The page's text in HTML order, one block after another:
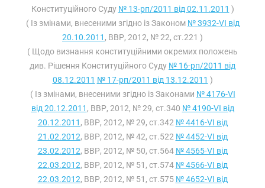
Конституційного Суду № 13-рп/2011 від 02.11.2011 )
( Із змінами, внесеними згідно із Законом № 3932-VI від
20.10.2011 , ВВР, 2012, № 22, ст.221 )
( Щодо визнання конституційними окремих положень
див. Рішення Конституційного Суду № 16-рп/2011 від
08.12.2011 № 17-рп/2011 від 13.12.2011 )
( Із змінами, внесеними згідно із Законами № 4176-VI
від 20.12.2011 , ВВР, 2012, № 29, ст.340 № 4190-VI від
20.12.2011 , ВВР, 2012, № 29, ст.342 № 4416-VI від
21.02.2012, ВВР, 2012, № 42, ст.522 № 4452-VI від
23.02.2012, ВВР, 2012, № 50, ст.564 № 4565-VI від
22.03.2012, ВВР, 2012, № 51, ст.574 № 4566-VI від
22.03.2012, ВВР, 2012, № 51, ст.575 № 4652-VI від